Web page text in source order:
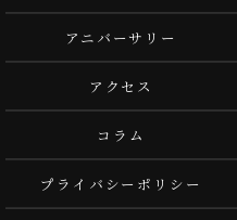
アニバーサリー
アクセス
コラム
プライバシーポリシー